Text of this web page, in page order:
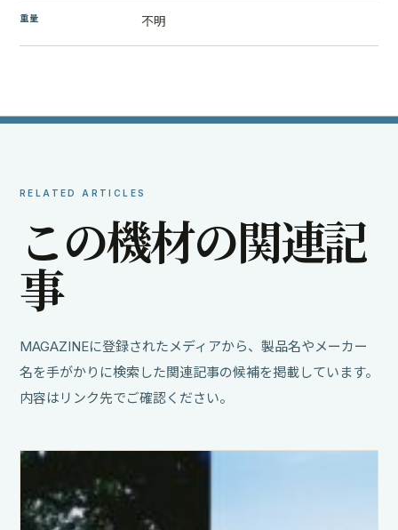
重量 不明
RELATED ARTICLES
この機材の関連記
事
MAGAZINEに登録されたメディアから、製品名やメーカー
名を手がかりに検索した関連記事の候補を掲載しています。
内容はリンク先でご確認ください。